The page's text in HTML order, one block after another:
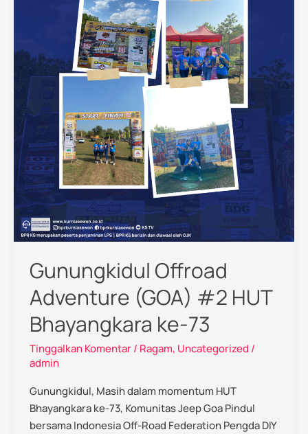
Gunungkidul Offroad
Adventure (GOA) #2 HUT
Bhayangkara ke-73
Tinggalkan Komentar / Ragam, Uncategorized /
admin
Gunungkidul, Masih dalam momentum HUT
Bhayangkara ke-73, Komunitas Jeep Goa Pindul
bersama Indonesia Off-Road Federation Pengda DIY
Bhayangkara